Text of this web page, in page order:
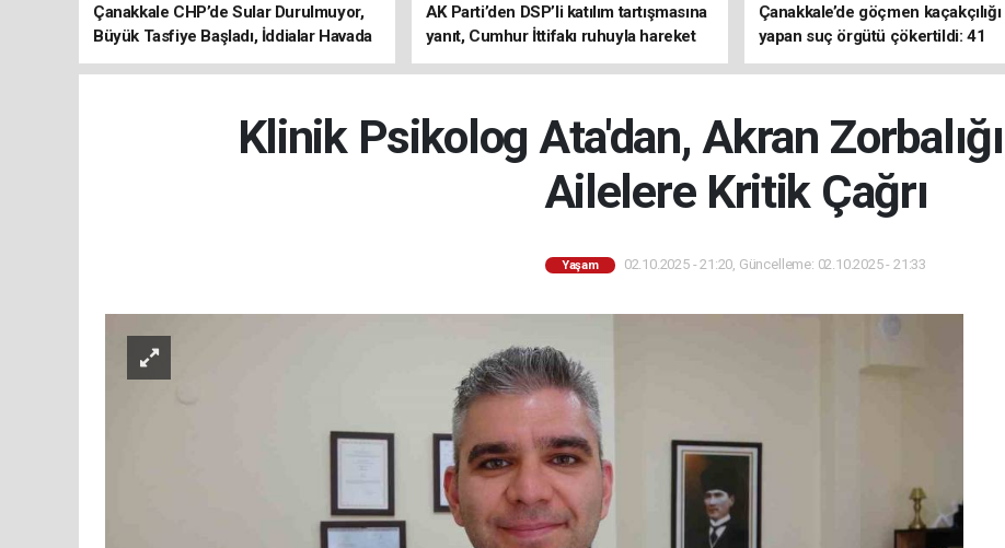
Çanakkale CHP’de Sular Durulmuyor,
Büyük Tasfiye Başladı, İddialar Havada
Uçuşuyor
AK Parti’den DSP’li katılım tartışmasına
yanıt, Cumhur İttifakı ruhuyla hareket
ediyoruz
Çanakkale’de göçmen kaçakçılığı
yapan suç örgütü çökertildi: 41
tutuklama
Klinik Psikolog Ata'dan, Akran
Ailelere Kritik Çağrı
Yaşam 02.10.2025 - 21:20, Güncelleme: 02.10.2025 - 21:33